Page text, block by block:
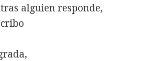
alguien responde,